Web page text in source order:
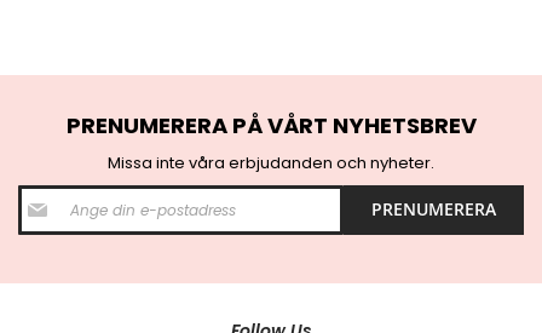
PRENUMERERA PÅ VÅRT NYHETSBREV
Missa inte våra erbjudanden och nyheter.
S
i
g
PRENUMERERA